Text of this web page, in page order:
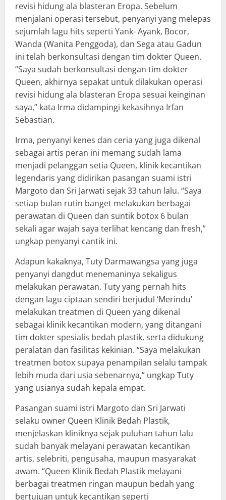
revisi hidung ala blasteran Eropa. Sebelum
menjalani operasi tersebut, penyanyi yang melepas
sejumlah lagu hits seperti Yank- Ayank, Bocor,
Wanda (Wanita Penggoda), dan Sega atau Gadun
ini telah berkonsultasi dengan tim dokter Queen.
“Saya sudah berkonsultasi dengan tim dokter
Queen, akhirnya sepakat untuk dilakukan operasi
revisi hidung ala blasteran Eropa sesuai keinginan
saya,” kata Irma didampingi kekasihnya Irfan
Sebastian.
Irma, penyanyi kenes dan ceria yang juga dikenal
sebagai artis peran ini memang sudah lama
menjadi pelanggan setia Queen, klinik kecantikan
legendaris yang didirikan pasangan suami istri
Margoto dan Sri Jarwati sejak 33 tahun lalu. “Saya
setiap bulan rutin banget melakukan berbagai
perawatan di Queen dan suntik botox 6 bulan
sekali agar wajah saya terlihat kencang dan fresh,”
ungkap penyanyi cantik ini.
Adapun kakaknya, Tuty Darmawangsa yang juga
penyanyi dangdut menemaninya sekaligus
melakukan perawatan. Tuty yang pernah hits
dengan lagu ciptaan sendiri berjudul ‘Merindu’
melakukan treatmen di Queen yang dikenal
sebagai klinik kecantikan modern, yang ditangani
tim dokter spesialis bedah plastik, serta didukung
peralatan dan fasilitas kekinian. “Saya melakukan
treatmen botox supaya penampilan selalu tampak
lebih muda dari usia sebenarnya,” ungkap Tuty
yang usianya sudah kepala empat.
Pasangan suami istri Margoto dan Sri Jarwati
selaku owner Queen Klinik Bedah Plastik,
menjelaskan kliniknya sejak puluhan tahun lalu
sudah banyak melayani perawatan kecantikan
artis, selebriti, pengusaha, maupun masyarakat
awam. “Queen Klinik Bedah Plastik melayani
berbagai treatmen ringan maupun bedah yang
bertujuan untuk kecantikan seperti